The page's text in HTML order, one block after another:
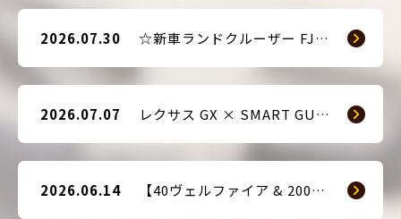
2026.07.30 ☆新車ランドクルーザー FJ（TRJ240） × Argus D1 & 前後ドライブレコーダー取付☆
2026.07.07 レクサス GX × SMART GUARD3 持ち込み取付
2026.06.14 【40ヴェルファイア & 200系ハイエース(9型) 新車2台へ SMART GUARD3取付】